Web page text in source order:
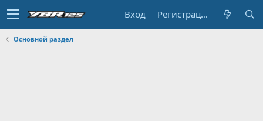
Вход Регистрация
Основной раздел